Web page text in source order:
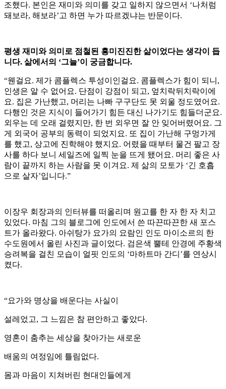
조했다. 본인은 재미와 의미를 갖고 일하지 않으면서 ‘나처럼
돼보라, 해보라’고 하면 누가 따르겠냐는 반문이다.
평생 재미와 의미로 점철된 흥미진진한 삶이었다는 생각이 듭
니다. 삶에서의 ‘그늘’이 궁금합니다.
“웬걸요. 제가 콤플렉스 투성이인걸요. 콤플렉스가 힘이 되니,
인생은 알 수 없어요. 단점이 강점이 되고, 엎치락뒤치락이에
요. 집은 가난했고, 머리는 나빠 구구단도 못 외울 정도였어요.
다행인 것은 지식이 들어가기 힘든 대신 나가기도 힘들더군요.
외우는 데 오래 걸렸지만, 한 번 외우면 잘 안 잊어버렸어요. 그
게 외국어 공부의 동력이 되었지요. 또 집이 가난해 구멍가게
를 했고, 상고에 진학해야 했지요. 어렸을 때부터 물건 팔고 장
사를 하다 보니 세일즈에 일찍 눈을 뜨게 됐어요. 머리 좋은 사
람이 끝까지 하는 사람을 못 이겨요. 제 삶의 모토가 ‘긴 호흡
으로 살자’입니다.”
이장우 회장과의 인터뷰를 떠올리며 원고를 한 자 한 자 치고
있었다. 마침 그의 블로그에 인도에서 쓴 따끈따끈한 새 포스
트가 올라왔다. 아쉬탕가 요가의 요람인 인도 마이소르의 한
수도원에서 올린 사진과 글이었다. 검은색 뿔테 안경에 주황색
승려복을 걸친 모습이 얼핏 인도의 ‘마하트마 간디’를 연상시
켰다.
“요가와 명상을 배운다는 사실이
설레었고, 그 느낌은 참 편안하고 좋았다.
영혼이 춤추는 세상을 찾아가는 새로운
배움의 여정임에 틀림없다.
몸과 마음이 지쳐버린 현대인들에게